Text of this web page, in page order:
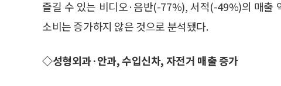
즐길 수 있는 비디오·음반(-77%), 서적(-49%)의 매출
소비는 증가하지 않은 것으로 분석됐다.
◇성형외과·안과, 수입신차, 자전거 매출 증가